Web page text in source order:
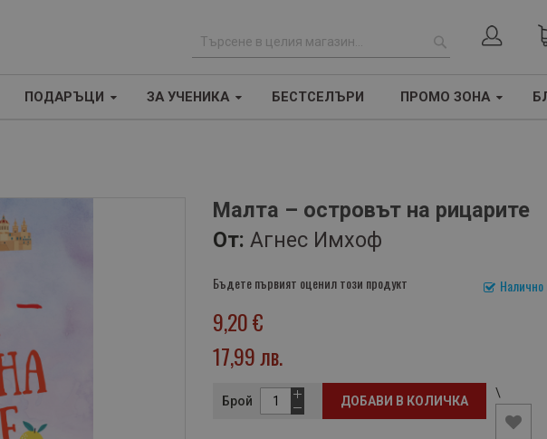
р
ТЪРСЕНЕ
ПОДАРЪЦИ ЗА УЧЕНИКА БЕСТСЕЛЪРИ ПРОМО ЗОНА
Малта – островът на рицарите
От: Агнес Имхоф
Бъдете първият оценил този продукт
9,20 €
17,99 лв.
Брой ДОБАВИ В КОЛИЧКА
\